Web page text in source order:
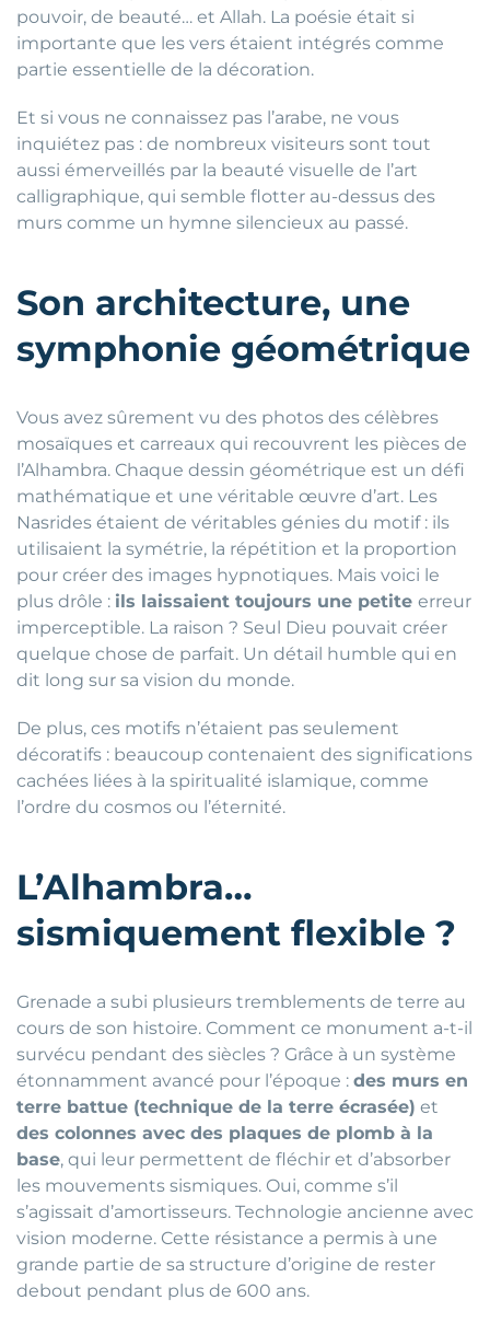
pouvoir, de beauté… et Allah. La poésie était si
importante que les vers étaient intégrés comme
partie essentielle de la décoration.
Et si vous ne connaissez pas l’arabe, ne vous
inquiétez pas : de nombreux visiteurs sont tout
aussi émerveillés par la beauté visuelle de l’art
calligraphique, qui semble flotter au-dessus des
murs comme un hymne silencieux au passé.
Son architecture, une
symphonie géométrique
Vous avez sûrement vu des photos des célèbres
mosaïques et carreaux qui recouvrent les pièces de
l’Alhambra. Chaque dessin géométrique est un défi
mathématique et une véritable œuvre d’art. Les
Nasrides étaient de véritables génies du motif : ils
utilisaient la symétrie, la répétition et la proportion
pour créer des images hypnotiques. Mais voici le
plus drôle : ils laissaient toujours une petite erreur
imperceptible. La raison ? Seul Dieu pouvait créer
quelque chose de parfait. Un détail humble qui en
dit long sur sa vision du monde.
De plus, ces motifs n’étaient pas seulement
décoratifs : beaucoup contenaient des significations
cachées liées à la spiritualité islamique, comme
l’ordre du cosmos ou l’éternité.
L’Alhambra…
sismiquement flexible ?
Grenade a subi plusieurs tremblements de terre au
cours de son histoire. Comment ce monument a-t-il
survécu pendant des siècles ? Grâce à un système
étonnamment avancé pour l’époque : des murs en
terre battue (technique de la terre écrasée) et
des colonnes avec des plaques de plomb à la
base, qui leur permettent de fléchir et d’absorber
les mouvements sismiques. Oui, comme s’il
s’agissait d’amortisseurs. Technologie ancienne avec
vision moderne. Cette résistance a permis à une
grande partie de sa structure d’origine de rester
debout pendant plus de 600 ans.